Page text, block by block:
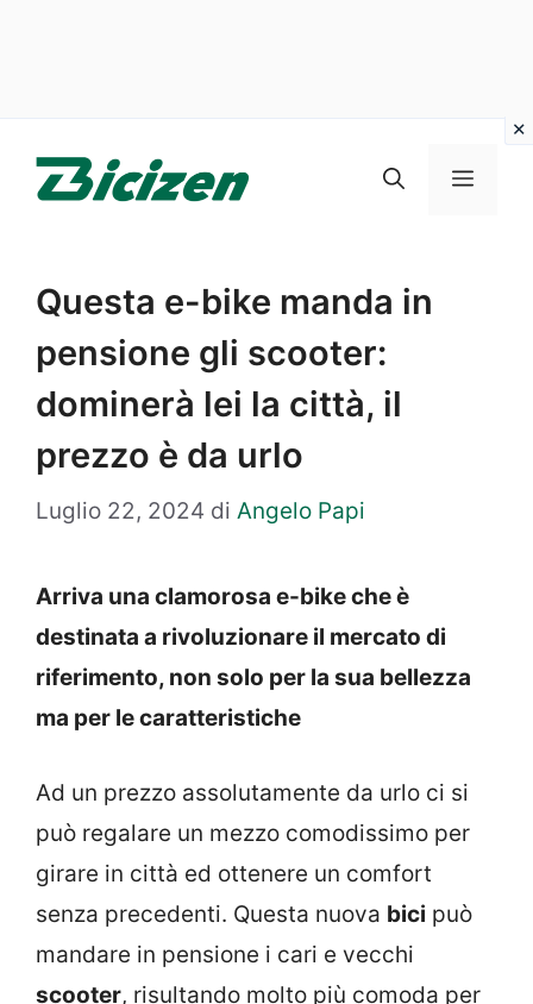
Menu
Questa e-bike manda in
pensione gli scooter:
dominerà lei la città, il
prezzo è da urlo
Luglio 22, 2024 di Angelo Papi
Arriva una clamorosa e-bike che è
destinata a rivoluzionare il mercato di
riferimento, non solo per la sua bellezza
ma per le caratteristiche
Ad un prezzo assolutamente da urlo ci si
può regalare un mezzo comodissimo per
girare in città ed ottenere un comfort
senza precedenti. Questa nuova bici può
mandare in pensione i cari e vecchi
scooter, risultando molto più comoda per